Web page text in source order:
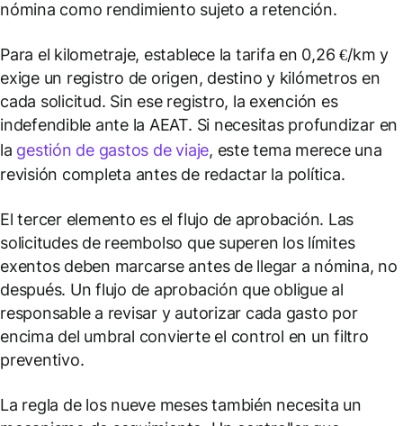
nómina como rendimiento sujeto a retención.
Para el kilometraje, establece la tarifa en 0,26 €/km y
exige un registro de origen, destino y kilómetros en
cada solicitud. Sin ese registro, la exención es
indefendible ante la AEAT. Si necesitas profundizar en
la gestión de gastos de viaje, este tema merece una
revisión completa antes de redactar la política.
El tercer elemento es el flujo de aprobación. Las
solicitudes de reembolso que superen los límites
exentos deben marcarse antes de llegar a nómina, no
después. Un flujo de aprobación que obligue al
responsable a revisar y autorizar cada gasto por
encima del umbral convierte el control en un filtro
preventivo.
La regla de los nueve meses también necesita un